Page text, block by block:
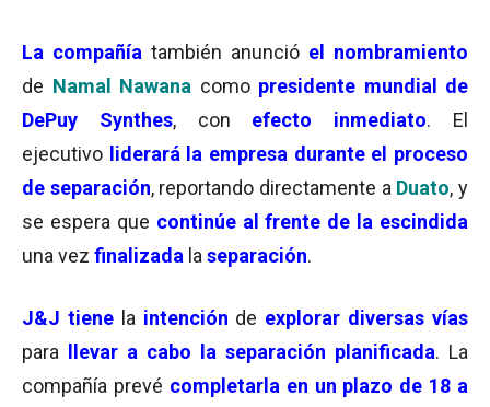
La compañía también anunció e l nombramiento
de Namal Nawana como presidente mundial de
DePuy Synthes, con efecto inmediato. El
ejecutivo liderará la empresa durante el proceso
de separación, reportando directamente a Duato, y
se espera que continúe al frente de la escindida
una vez finalizada la separación.
J&J tienela intención de explorar diversas vías
para
llevar a cabo la separación planificada. La
compañía prevé completarla en un plazo de 18 a